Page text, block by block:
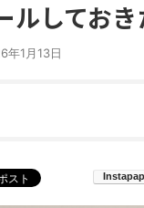
ルしてお
年1月13日